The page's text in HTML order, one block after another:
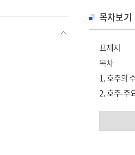
목차보기
표제지
목차
1. 호주의
2. 호주-주
가. 수소